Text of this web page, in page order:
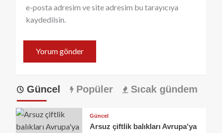
e-posta adresim ve site adresim bu tarayıcıya
kaydedilsin.
Güncel Popüler Sıcak gündem
Güncel
Arsuz çiftlik balıkları Avrupa'ya